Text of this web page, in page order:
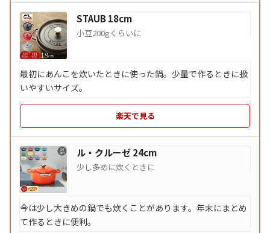
STAUB 18cm
小豆200gくらいに
最初にあんこを炊いたときに使った鍋。少量で作るときに扱
いやすいサイズ。
楽天で見る
ル・クルーゼ 24cm
少し多めに炊くときに
今は少し大きめの鍋でも炊くことがあります。年末にまとめ
て作るときに便利。